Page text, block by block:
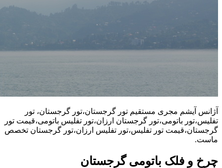
آژانس آیشم مجری مستقیم تور گرجستان،تور گرجستان، تور
تفلیس،تور باتومی،تور گرجستان ارزان،تور تفلیس باتومی،قیمت تور
گرجستان،قیمت تور تفلیس،تور تفلیس ارزان،تور گرجستان تخصص
ماست.
چرخ و فلک باتومی گرجستان